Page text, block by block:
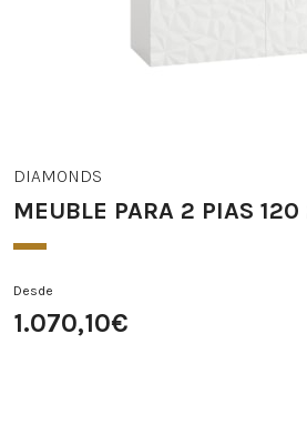
DIAMONDS
MEUBLE PARA 2 PIAS 120
Desde
1.070,10€